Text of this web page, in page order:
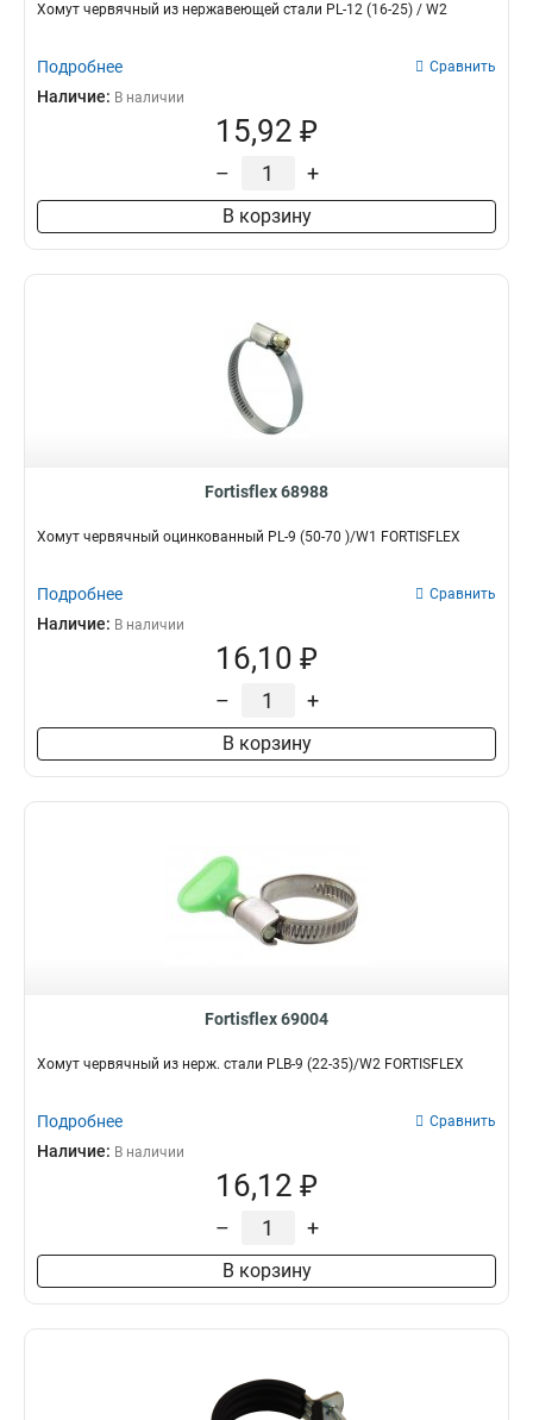
Хомут червячный из нержавеющей стали PL-12 (16-25) / W2
Подробнее Сравнить
Наличие: В наличии
15,92 ₽
– +
В корзину
Fortisflex 68988
Хомут червячный оцинкованный PL-9 (50-70 )/W1 FORTISFLEX
Подробнее Сравнить
Наличие: В наличии
16,10 ₽
– +
В корзину
Fortisflex 69004
Хомут червячный из нерж. стали PLB-9 (22-35)/W2 FORTISFLEX
Подробнее Сравнить
Наличие: В наличии
16,12 ₽
– +
В корзину